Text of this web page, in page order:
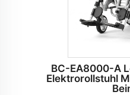
BC-EA8000-A
Elektrorollstuhl